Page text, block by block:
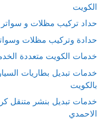
الكويت
حداد تركيب مظلات و سواتر
حدادة وتركيب مظلات
خدمات الكويت متعددة
خدمات تبديل بطاريات
بالكويت
خدمات تبديل بنشر متنقل
الاحمدي